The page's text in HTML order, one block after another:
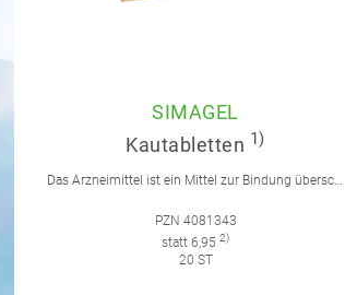
SIMAGEL
Kautabletten 1)
Das Arzneimittel ist ein Mittel zur Bindung überschüssiger Magensäure (Antazidum).
PZN 4081343
statt 6,95 2)
20 ST